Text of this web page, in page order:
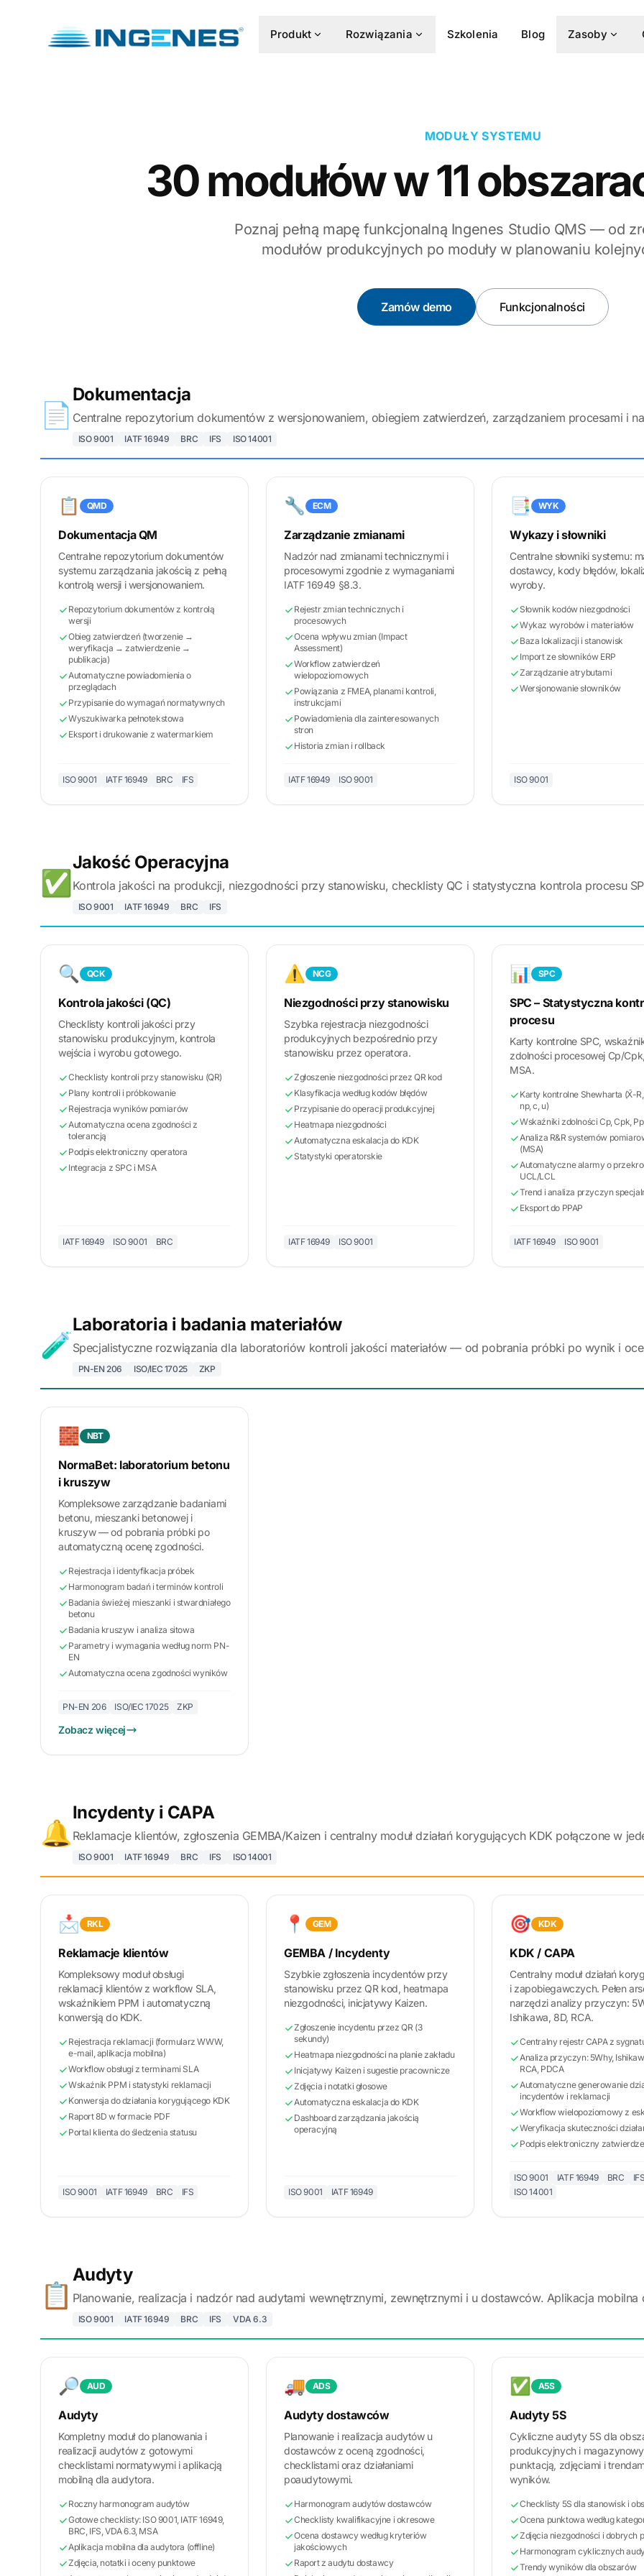
Produkt Rozwiązania Szkolenia Blog Zasoby
MODUŁY SYSTEMU
30 modułów w 11
Poznaj pełną mapę funkcjonalną Ingenes Studio QMS — od
modułów produkcyjnych po moduły w planowaniu
Zamów demo Funkcjonalności
📄
Dokumentacja
Centralne repozytorium dokumentów z wersjonowaniem, obiegiem zatwierdzeń, zarządzaniem procesami i
ISO 9001 IATF 16949 BRC IFS ISO 14001
📋 QMD
Dokumentacja QM
Centralne repozytorium dokumentów
systemu zarządzania jakością z pełną
kontrolą wersji i wersjonowaniem.
Repozytorium dokumentów z kontrolą
wersji
Obieg zatwierdzeń (tworzenie →
weryfikacja → zatwierdzenie →
publikacja)
Automatyczne powiadomienia o
przeglądach
Przypisanie do wymagań normatywnych
Wyszukiwarka pełnotekstowa
Eksport i drukowanie z watermarkiem
ISO 9001 IATF 16949 BRC IFS
🔧 ECM
Zarządzanie zmianami
Nadzór nad zmianami technicznymi i
procesowymi zgodnie z wymaganiami
IATF 16949 §8.3.
Rejestr zmian technicznych i
procesowych
Ocena wpływu zmian (Impact
Assessment)
Workflow zatwierdzeń
wielopoziomowych
Powiązania z FMEA, planami kontroli,
instrukcjami
Powiadomienia dla zainteresowanych
stron
Historia zmian i rollback
IATF 16949 ISO 9001
📑 WYK
Wykazy i słowniki
Centralne słowniki systemu:
dostawcy, kody błędów,
wyroby.
Słownik kodów niezgodności
Wykaz wyrobów i materiałów
Baza lokalizacji i stanowisk
Import ze słowników ERP
Zarządzanie atrybutami
Wersjonowanie słowników
ISO 9001
✅
Jakość Operacyjna
Kontrola jakości na produkcji, niezgodności przy stanowisku, checklisty QC i statystyczna kontrola procesu
ISO 9001 IATF 16949 BRC IFS
🔍 QCK
Kontrola jakości (QC)
Checklisty kontroli jakości przy
stanowisku produkcyjnym, kontrola
wejścia i wyrobu gotowego.
Checklisty kontroli przy stanowisku (QR)
Plany kontroli i próbkowanie
Rejestracja wyników pomiarów
Automatyczna ocena zgodności z
tolerancją
Podpis elektroniczny operatora
Integracja z SPC i MSA
IATF 16949 ISO 9001 BRC
⚠️ NCG
Niezgodności przy stanowisku
Szybka rejestracja niezgodności
produkcyjnych bezpośrednio przy
stanowisku przez operatora.
Zgłoszenie niezgodności przez QR kod
Klasyfikacja według kodów błędów
Przypisanie do operacji produkcyjnej
Heatmapa niezgodności
Automatyczna eskalacja do KDK
Statystyki operatorskie
IATF 16949 ISO 9001
📊 SPC
SPC – Statystyczna
procesu
Karty kontrolne SPC,
zdolności procesowej Cp/
MSA.
Karty kontrolne Shewharta (X̄-
np, c, u)
Wskaźniki zdolności Cp, Cpk,
Analiza R&R systemów
(MSA)
Automatyczne alarmy o
UCL/LCL
Trend i analiza przyczyn
Eksport do PPAP
IATF 16949 ISO 9001
🧪
Laboratoria i badania materiałów
Specjalistyczne rozwiązania dla laboratoriów kontroli jakości materiałów — od pobrania próbki po wynik i
PN-EN 206 ISO/IEC 17025 ZKP
🧱 NBT
NormaBet: laboratorium betonu
i kruszyw
Kompleksowe zarządzanie badaniami
betonu, mieszanki betonowej i
kruszyw — od pobrania próbki po
automatyczną ocenę zgodności.
Rejestracja i identyfikacja próbek
Harmonogram badań i terminów kontroli
Badania świeżej mieszanki i stwardniałego
betonu
Badania kruszyw i analiza sitowa
Parametry i wymagania według norm PN-
EN
Automatyczna ocena zgodności wyników
PN-EN 206 ISO/IEC 17025 ZKP
Zobacz więcej
🔔
Incydenty i CAPA
Reklamacje klientów, zgłoszenia GEMBA/Kaizen i centralny moduł działań korygujących KDK połączone w
ISO 9001 IATF 16949 BRC IFS ISO 14001
📩 RKL
Reklamacje klientów
Kompleksowy moduł obsługi
reklamacji klientów z workflow SLA,
wskaźnikiem PPM i automatyczną
konwersją do KDK.
Rejestracja reklamacji (formularz WWW,
e-mail, aplikacja mobilna)
Workflow obsługi z terminami SLA
Wskaźnik PPM i statystyki reklamacji
Konwersja do działania korygującego KDK
Raport 8D w formacie PDF
Portal klienta do śledzenia statusu
ISO 9001 IATF 16949 BRC IFS
📍 GEM
GEMBA / Incydenty
Szybkie zgłoszenia incydentów przy
stanowisku przez QR kod, heatmapa
niezgodności, inicjatywy Kaizen.
Zgłoszenie incydentu przez QR (3
sekundy)
Heatmapa niezgodności na planie zakładu
Inicjatywy Kaizen i sugestie pracownicze
Zdjęcia i notatki głosowe
Automatyczna eskalacja do KDK
Dashboard zarządzania jakością
operacyjną
ISO 9001 IATF 16949
🎯 KDK
KDK / CAPA
Centralny moduł działań
i zapobiegawczych. Pełen
narzędzi analizy przyczyn:
Ishikawa, 8D, RCA.
Centralny rejestr CAPA z
Analiza przyczyn: 5Why,
RCA, PDCA
Automatyczne generowanie
incydentów i reklamacji
Workflow wielopoziomowy z
Weryfikacja skuteczności
Podpis elektroniczny
ISO 9001 IATF 16949 BRC
ISO 14001
📋
Audyty
Planowanie, realizacja i nadzór nad audytami wewnętrznymi, zewnętrznymi i u dostawców. Aplikacja mobilna
ISO 9001 IATF 16949 BRC IFS VDA 6.3
🔎 AUD
Audyty
Kompletny moduł do planowania i
realizacji audytów z gotowymi
checklistami normatywymi i aplikacją
mobilną dla audytora.
Roczny harmonogram audytów
Gotowe checklisty: ISO 9001, IATF 16949,
BRC, IFS, VDA 6.3, MSA
Aplikacja mobilna dla audytora (offline)
Zdjęcia, notatki i oceny punktowe
🚚 ADS
Audyty dostawców
Planowanie i realizacja audytów u
dostawców z oceną zgodności,
checklistami oraz działaniami
poaudytowymi.
Harmonogram audytów dostawców
Checklisty kwalifikacyjne i okresowe
Ocena dostawcy według kryteriów
jakościowych
Raport z audytu dostawcy
✅ A5S
Audyty 5S
Cykliczne audyty 5S dla
produkcyjnych i
punktacją, zdjęciami i
wyników.
Checklisty 5S dla stanowisk i
Ocena punktowa według
Zdjęcia niezgodności i dobrych
Harmonogram cyklicznych
Trendy wyników dla obszarów